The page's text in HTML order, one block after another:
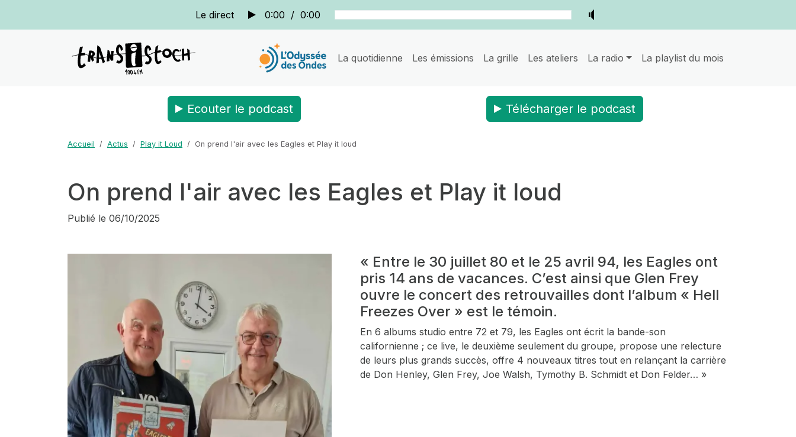
Le direct 0:00 / 0:00
La quotidienne Les émissions La grille Les ateliers La radio La playlist du mois
Ecouter le podcast Télécharger le podcast
Accueil Actus Play it Loud On prend l'air avec les Eagles et Play it loud
On prend l'air avec les Eagles et Play it loud
Publié le 06/10/2025
« Entre le 30 juillet 80 et le 25 avril 94, les Eagles ont
pris 14 ans de vacances. C’est ainsi que Glen Frey
ouvre le concert des retrouvailles dont l’album « Hell
Freezes Over » est le témoin.
En 6 albums studio entre 72 et 79, les Eagles ont écrit la bande-son
californienne ; ce live, le deuxième seulement du groupe, propose une relecture
de leurs plus grands succès, offre 4 nouveaux titres tout en relançant la carrière
de Don Henley, Glen Frey, Joe Walsh, Tymothy B. Schmidt et Don Felder… »